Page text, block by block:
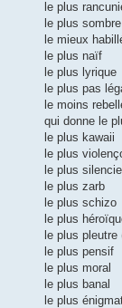
le plus
le plus sombre
le mieux
le plus naïf
le plus lyrique
le plus pas
le moins
qui donne le
le plus kawaii
le plus
le plus
le plus zarb
le plus schizo
le plus
le plus
le plus pensif
le plus moral
le plus banal
le plus